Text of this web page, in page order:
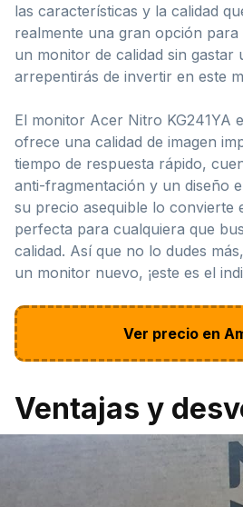
las características y la calidad
realmente una gran opción
un monitor de calidad sin gastar
arrepentirás de invertir en este
El monitor Acer Nitro KG241YA
ofrece una calidad de imagen
tiempo de respuesta rápido,
anti-fragmentación y un diseño
su precio asequible lo convierte
perfecta para cualquiera que
calidad. Así que no lo dudes
un monitor nuevo, ¡este es el
Ver precio en
Ventajas y